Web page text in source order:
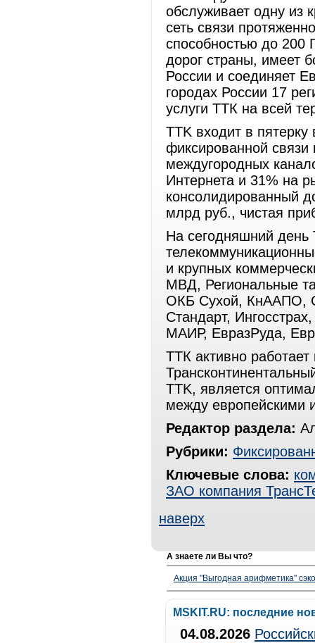
обслуживает одну из
сеть связи
способностью до 200
дорог страны, имеет
России и соединяет
городах России 17
услуги ТТК на всей
TTK входит в
фиксированной связи
междугородных
Интернета и 31% на
консолидированный
млрд руб., чистая
На сегодняшний
и крупных
МВД, Региональные
ОКБ Сухой, КнААПО,
Стандарт,
МАИР, ЕвразРуда,
ТТК активно
TTK, является
между европейскими
Редактор раздела:
Рубрики:
Ключевые слова:
ЗАО компания
наверх
А знаете ли Вы что?
Акция "Выгодная арифметика"
MSKIT.RU: последние
04.08.2026